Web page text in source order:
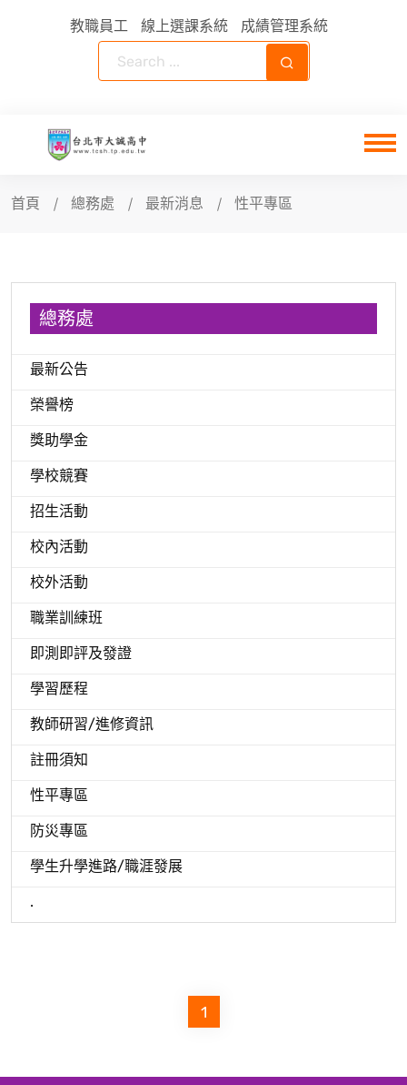
教職員工 線上選課系統 成績管理系統
首頁 總務處 最新消息 性平專區
總務處
最新公告
榮譽榜
獎助學金
學校競賽
招生活動
校內活動
校外活動
職業訓練班
即測即評及發證
學習歷程
教師研習/進修資訊
註冊須知
性平專區
防災專區
學生升學進路/職涯發展
.
1